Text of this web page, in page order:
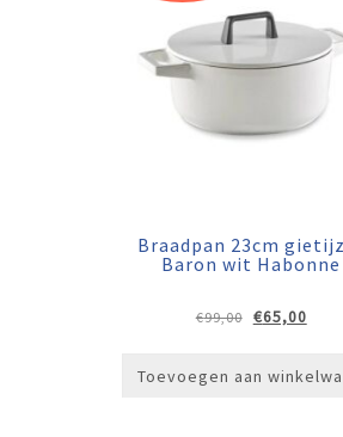
Braadpan 23cm
Baron wit Habonne
€99,00
€99,00.
€65,00
Toevoegen aan